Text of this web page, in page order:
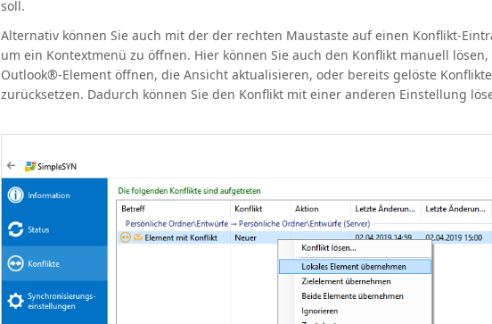
soll.
Alternativ können Sie auch mit der der rechten Maustaste auf einen Konflikt-
um ein Kontextmenü zu öffnen. Hier können Sie auch den Konflikt manuell lösen,
Outlook®-Element öffnen, die Ansicht aktualisieren, oder bereits gelöste Konflikte
zurücksetzen. Dadurch können Sie den Konflikt mit einer anderen Einstellung